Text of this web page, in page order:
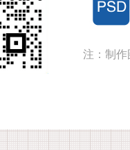
注：制作